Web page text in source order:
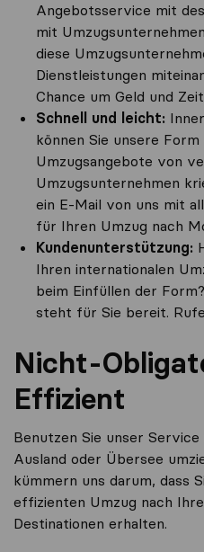
Angebotsservice mit
mit
diese
Dienstleistungen
Chance um Geld und
Schnell und leicht:
können Sie unsere
Umzugsangebote von
Umzugsunternehmen
ein E-Mail von uns mit
für Ihren Umzug nach
Kundenunterstützung:
Ihren internationalen
beim Einfüllen der
steht für Sie bereit.
Nicht-
Effizient
Benutzen Sie unser
Ausland oder Übersee
kümmern uns darum, dass
effizienten Umzug nach
Destinationen erhalten.